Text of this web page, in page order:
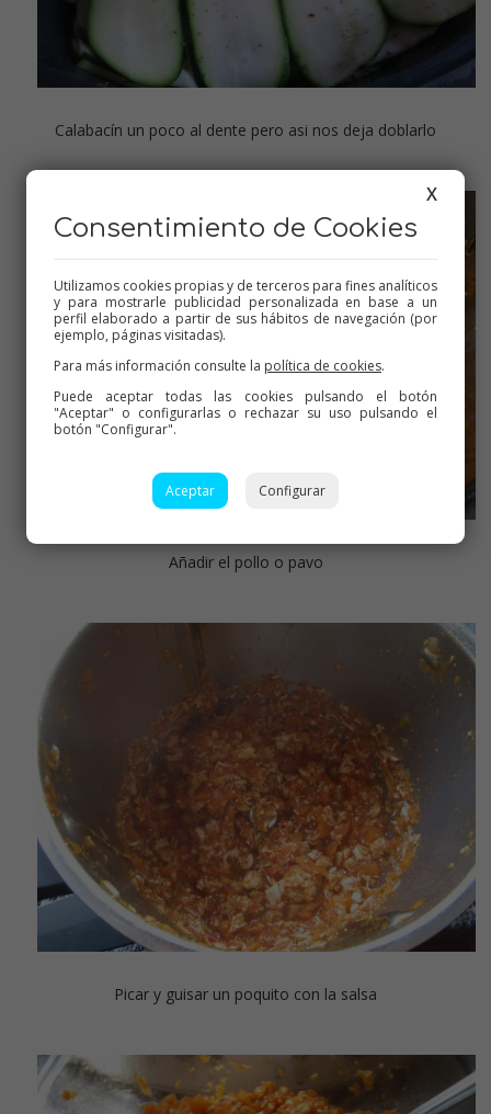
Calabacín un poco al dente pero asi nos deja doblarlo
Añadir el pollo o pavo
Picar y guisar un poquito con la salsa
X
Consentimiento de Cookies
Utilizamos cookies propias y de terceros para fines analíticos
y para mostrarle publicidad personalizada en base a un
perfil elaborado a partir de sus hábitos de navegación (por
ejemplo, páginas visitadas).
Para más información consulte la política de cookies.
Puede aceptar todas las cookies pulsando el botón
"Aceptar" o configurarlas o rechazar su uso pulsando el
botón "Configurar".
Aceptar Configurar